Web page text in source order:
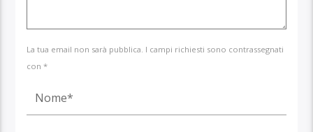
La tua email non sarà pubblica. I campi richiesti sono contrassegnati
con *